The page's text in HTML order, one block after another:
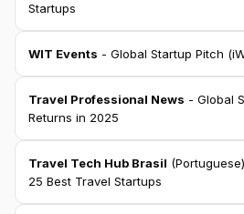
Startups
WIT Events - Global Startup Pitch
Travel Professional News - Global
Returns in 2025
Travel Tech Hub Brasil
25 Best Travel Startups